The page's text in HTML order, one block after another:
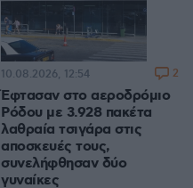
Έφτασαν στο αεροδρόμιο
Ρόδου με 3.928 πακέτα
λαθραία τσιγάρα στις
αποσκευές τους,
συνελήφθησαν δύο
γυναίκες
10.08.2026, 12:54 2